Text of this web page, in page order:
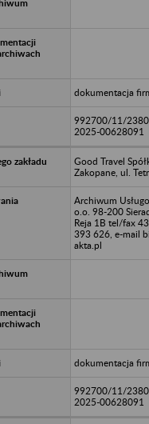
dokumentacja
992700/11/
2025-00628091
Good Travel
Zakopane, ul.
Archiwum
o.o. 98-200
Reja 1B tel/fax
393 626, e-mail
akta.pl
dokumentacja
992700/11/
2025-00628091